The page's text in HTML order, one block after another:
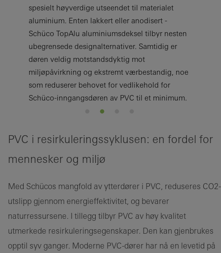
spesielt høyverdige utseendet til materialet
aluminium. Enten lakkert eller anodisert -
Schüco TopAlu aluminiumsdeksel tilbyr nesten
ubegrensede designalternativer. Samtidig er
døren veldig motstandsdyktig mot
miljøpåvirkning og ekstremt værbestandig, noe
som reduserer behovet for vedlikehold for
Schüco-inngangsdøren av PVC til et minimum.
PVC i resirkuleringssyklusen: en fordel for
mennesker og miljø
Med Schücos mangfold av ytterdører i PVC, reduseres CO2-
utslipp gjennom energieffektivitet, og bevarer
naturressursene. I tillegg tilbyr PVC av høy kvalitet
utmerkede resirkuleringsegenskaper. Den kan gjenbrukes
opptil syv ganger. Moderne PVC-dører har nå en levetid på